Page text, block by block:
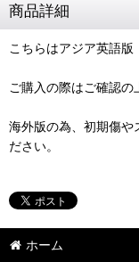
商品詳細
こちらはアジア英語版
ご購入の際はご確認の
海外版の為、初期傷や
ださい。
ホーム